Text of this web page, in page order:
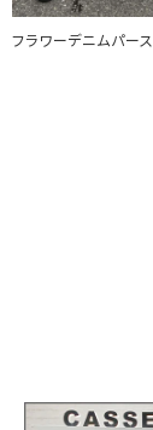
フラワーデニムパース